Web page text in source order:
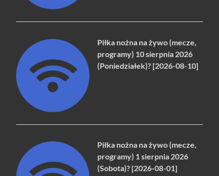
Piłka nożna na żywo (mecze,
programy) 10 sierpnia 2026
(Poniedziałek)? [2026-08-10]
Piłka nożna na żywo (mecze,
programy) 1 sierpnia 2026
(Sobota)? [2026-08-01]